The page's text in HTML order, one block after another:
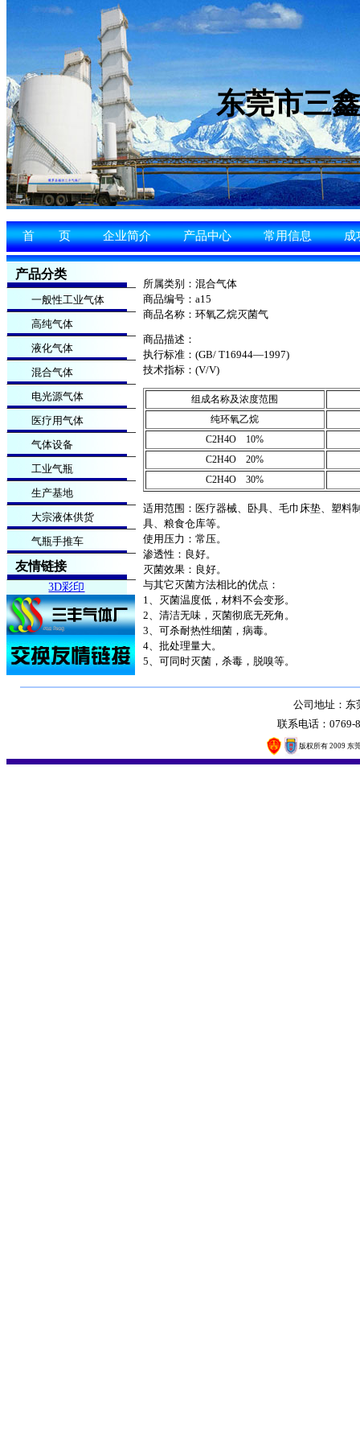
东莞市三
首 页 企业简介 产品中心 常用信息 成
所属类别：混合气体
商品编号：a15
商品名称：环氧乙烷灭菌气
商品描述：
执行标准：(GB/ T16944—1997)
技术指标：(V/V)
组成名称及浓度范围
纯环氧乙烷
C2H4O 10%
C2H4O 20%
C2H4O 30%
适用范围：医疗器械、卧具、毛巾床垫、塑料
具、粮食仓库等。
使用压力：常压。
渗透性：良好。
灭菌效果：良好。
与其它灭菌方法相比的优点：
1、灭菌温度低，材料不会变形。
2、清洁无味，灭菌彻底无死角。
3、可杀耐热性细菌，病毒。
4、批处理量大。
5、可同时灭菌，杀毒，脱嗅等。
产品分类
一般性工业气体
高纯气体
液化气体
混合气体
电光源气体
医疗用气体
气体设备
工业气瓶
生产基地
大宗液体供货
气瓶手推车
友情链接
3D彩印
公司地址：
联系电话：0769-
版权所有 2009 东